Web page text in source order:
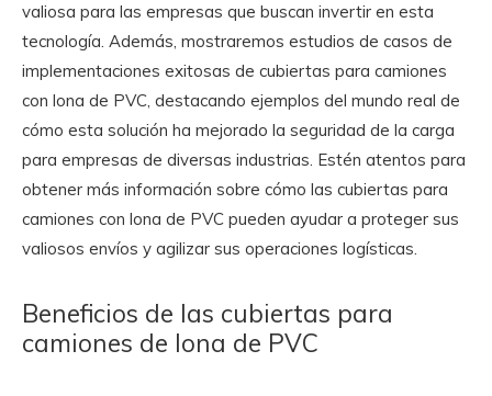
valiosa para las empresas que buscan invertir en esta
tecnología. Además, mostraremos estudios de casos de
implementaciones exitosas de cubiertas para camiones
con lona de PVC, destacando ejemplos del mundo real de
cómo esta solución ha mejorado la seguridad de la carga
para empresas de diversas industrias. Estén atentos para
obtener más información sobre cómo las cubiertas para
camiones con lona de PVC pueden ayudar a proteger sus
valiosos envíos y agilizar sus operaciones logísticas.
Beneficios de las cubiertas para
camiones de lona de PVC